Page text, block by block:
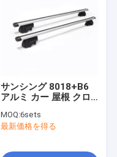
サンシング 8018+B6
アルミ カー 屋根 クロ
クセサリー フラッシュ
レール 大きいクランプ
マウント
MOQ:6sets
最新価格を得る